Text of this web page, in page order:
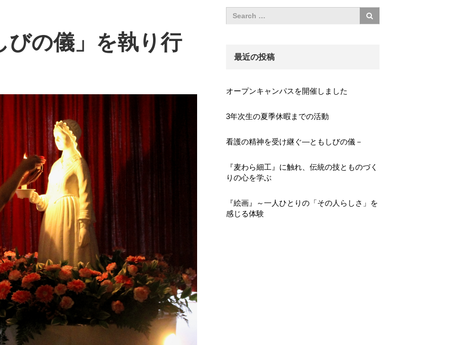
びの儀」を執り行
最近の投稿
オープンキャンパスを開催しました
3年次生の夏季休暇までの活動
看護の精神を受け継ぐ―ともしびの儀－
『麦わら細工』に触れ、伝統の技とものづく
りの心を学ぶ
『絵画』～一人ひとりの「その人らしさ」を
感じる体験